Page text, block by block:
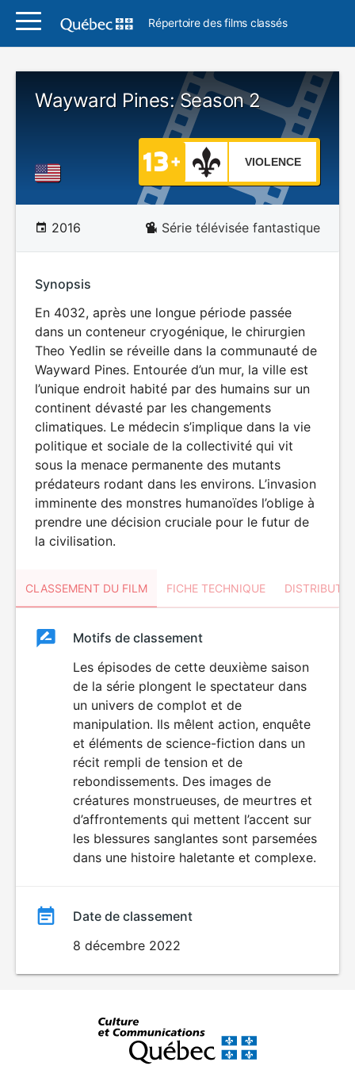
Répertoire des films classés
Wayward Pines: Season 2
VIOLENCE
2016 Série télévisée fantastique
Synopsis
En 4032, après une longue période passée
dans un conteneur cryogénique, le chirurgien
Theo Yedlin se réveille dans la communauté de
Wayward Pines. Entourée d’un mur, la ville est
l’unique endroit habité par des humains sur un
continent dévasté par les changements
climatiques. Le médecin s’implique dans la vie
politique et sociale de la collectivité qui vit
sous la menace permanente des mutants
prédateurs rodant dans les environs. L’invasion
imminente des monstres humanoïdes l’oblige à
prendre une décision cruciale pour le futur de
la civilisation.
CLASSEMENT DU FILM FICHE TECHNIQUE
ClassementClassement
VIOLENCE
Motifs de classement
Les épisodes de cette deuxième saison
de la série plongent le spectateur dans
un univers de complot et de
manipulation. Ils mêlent action, enquête
et éléments de science-fiction dans un
récit rempli de tension et de
rebondissements. Des images de
créatures monstrueuses, de meurtres et
d’affrontements qui mettent l’accent sur
les blessures sanglantes sont parsemées
dans une histoire haletante et complexe.
Date de classement
8 décembre 2022